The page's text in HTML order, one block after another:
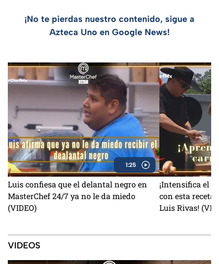
¡No te pierdas nuestro contenido, sigue a
Azteca Uno en Google News!
1:25
Luis confiesa que el delantal negro en
MasterChef 24/7 ya no le da miedo
(VIDEO)
¡Intensifica el
con esta receta
Luis Rivas!
VIDEOS